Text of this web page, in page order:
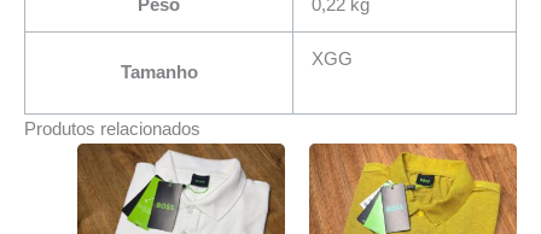
Peso 0,22 kg
Tamanho
XGG
Produtos relacionados